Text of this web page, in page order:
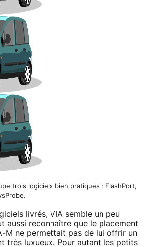
trois logiciels bien pratiques : FlashPort,
livrés, VIA semble un peu
aussi reconnaître que le placement
M ne permettait pas de lui offrir un
très luxueux. Pour autant les petits